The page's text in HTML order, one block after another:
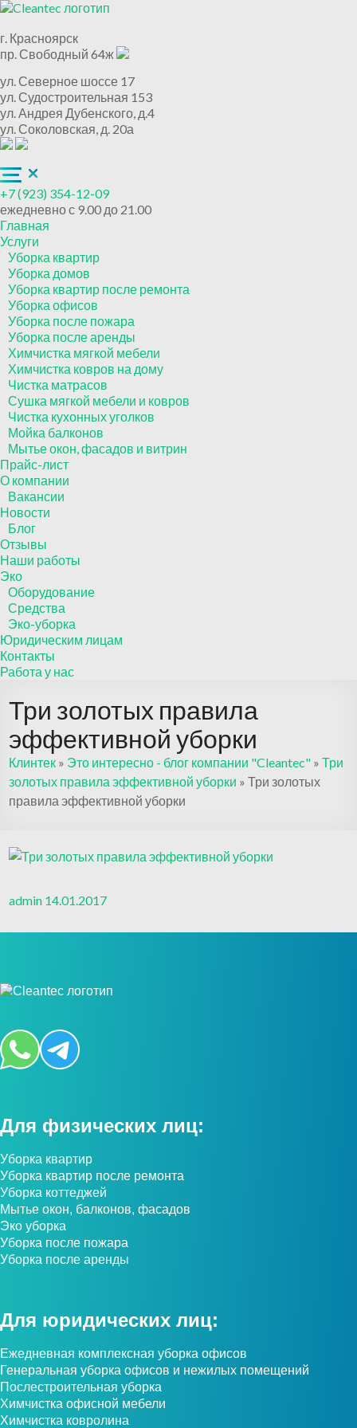
г. Красноярск
пр. Свободный 64ж
ул. Северное шоссе 17
ул. Судостроительная 153
ул. Андрея Дубенского, д.4
ул. Соколовская, д. 20а
+7 (923) 354-12-09
ежедневно с 9.00 до 21.00
Главная
Услуги
Уборка квартир
Уборка домов
Уборка квартир после ремонта
Уборка офисов
Уборка после пожара
Уборка после аренды
Химчистка мягкой мебели
Химчистка ковров на дому
Чистка матрасов
Сушка мягкой мебели и ковров
Чистка кухонных уголков
Мойка балконов
Мытье окон, фасадов и витрин
Прайс-лист
О компании
Вакансии
Новости
Блог
Отзывы
Наши работы
Эко
Оборудование
Средства
Эко-уборка
Юридическим лицам
Контакты
Работа у нас
Три золотых правила
эффективной уборки
Клинтек » Это интересно - блог компании "Cleantec" »Три
золотых правила эффективной уборки »Три золотых
правила эффективной уборки
admin 14.01.2017
Для физических лиц:
Уборка квартир
Уборка квартир после ремонта
Уборка коттеджей
Мытье окон, балконов, фасадов
Эко уборка
Уборка после пожара
Уборка после аренды
Для юридических лиц:
Ежедневная комплексная уборка офисов
Генеральная уборка офисов и нежилых помещений
Послестроительная уборка
Химчистка офисной мебели
Химчистка ковролина